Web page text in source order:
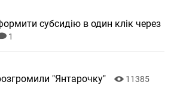
субсидію в один клік через
1
"Янтарочку"
11385